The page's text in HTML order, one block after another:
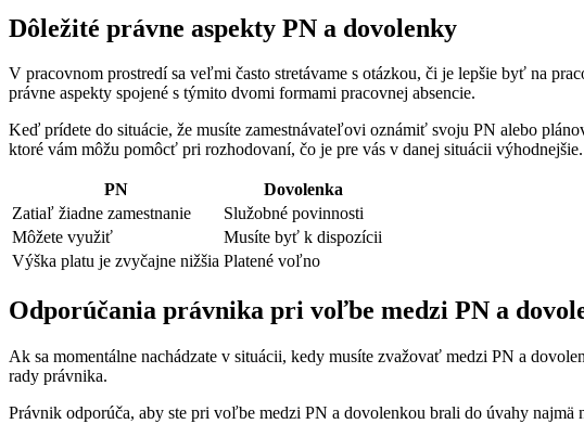
Dôležité právne aspekty PN a dovolenky
V pracovnom prostredí sa veľmi často stretávame s otázkou, či je lepšie byť na
právne aspekty spojené s týmito dvomi formami pracovnej absencie.
Keď prídete do situácie, že musíte zamestnávateľovi oznámiť svoju PN alebo
ktoré vám môžu pomôcť pri rozhodovaní, čo je pre vás v danej situácii výhodnejšie.
PN
Dovolenka
Zatiaľ žiadne zamestnanie
Služobné povinnosti
Môžete využiť
Musíte byť k dispozícii
Výška platu je zvyčajne nižšia Platené voľno
Odporúčania právnika pri voľbe medzi PN a
Ak sa momentálne nachádzate v situácii, kedy musíte zvažovať medzi PN a
rady právnika.
Právnik odporúča, aby ste pri voľbe medzi PN a dovolenkou brali do úvahy najmä